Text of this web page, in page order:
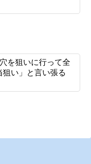
を狙いに行って全
い」と言い張る